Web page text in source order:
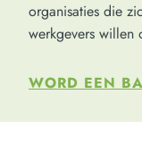
organisaties die
werkgevers willen
WORD EEN